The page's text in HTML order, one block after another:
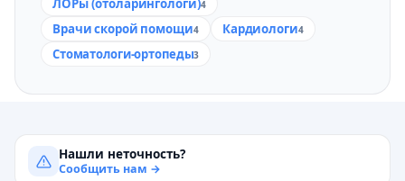
ЛОРы (отоларингологи)4
Врачи скорой помощи4 Кардиологи4
Стоматологи-ортопеды3
Нашли неточность?
Сообщить нам →